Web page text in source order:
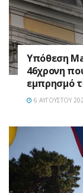
Υπόθεση
46χρονη
εμπρησμό
6 ΑΥΓΟΎΣΤΟΥ